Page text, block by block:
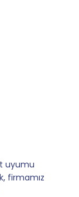
uyumu
firmamız